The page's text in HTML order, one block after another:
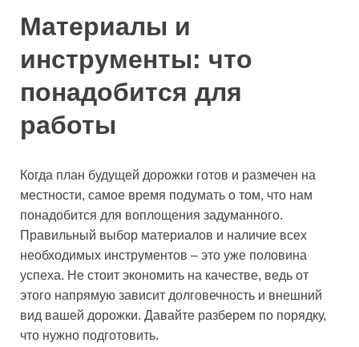
Материалы и
инструменты: что
понадобится для
работы
Когда план будущей дорожки готов и размечен на
местности, самое время подумать о том, что нам
понадобится для воплощения задуманного.
Правильный выбор материалов и наличие всех
необходимых инструментов – это уже половина
успеха. Не стоит экономить на качестве, ведь от
этого напрямую зависит долговечность и внешний
вид вашей дорожки. Давайте разберем по порядку,
что нужно подготовить.